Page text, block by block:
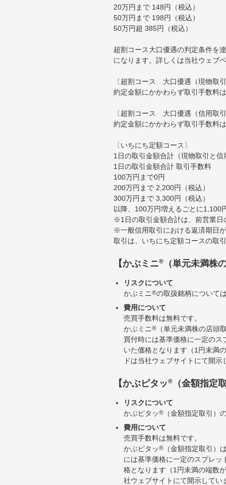
20万円まで 148円（税込）
50万円まで 198円（税込）
50万円超 385円（税込）
超割コース大口優遇の判定条件を
になります。詳しくは当社ウェブ
〔超割コース 大口優遇（現物取
約定金額にかかわらず取引手数料
〔超割コース 大口優遇（信用取
約定金額にかかわらず取引手数料
〔いちにち定額コース〕
1日の取引金額合計（現物取引と
1日の取引金額合計 取引手数料
100万円まで0円
200万円まで 2,200円（税込）
300万円まで 3,300円（税込）
以降、100万円増えるごとに1,100
※1日の取引金額合計は、前営業日
※一般信用取引における返済期日
取引は、いちにち定額コースの取
【かぶミニ® （単元未満株
リスクについて
かぶミニ®の取扱銘柄について
費用について
売買手数料は無料です。
かぶミニ®
（単元未満株の店頭
買付時には基準価格に一定の
いた価格となります（1円未満
ドは当社ウェブサイトにて開
【かぶピタッ® （金額指定
リスクについて
かぶピタッ®
（金額指定取引）
費用について
売買手数料は無料です。
かぶピタッ®
（金額指定取引）
には基準価格に一定のスプレ
格となります（1円未満の端数
社ウェブサイトにて開示して